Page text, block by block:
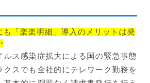
も「楽楽明細」導入のメリットは発
ルス感染症拡大による国の緊急事態
クスでも全社的にテレワーク勤務を